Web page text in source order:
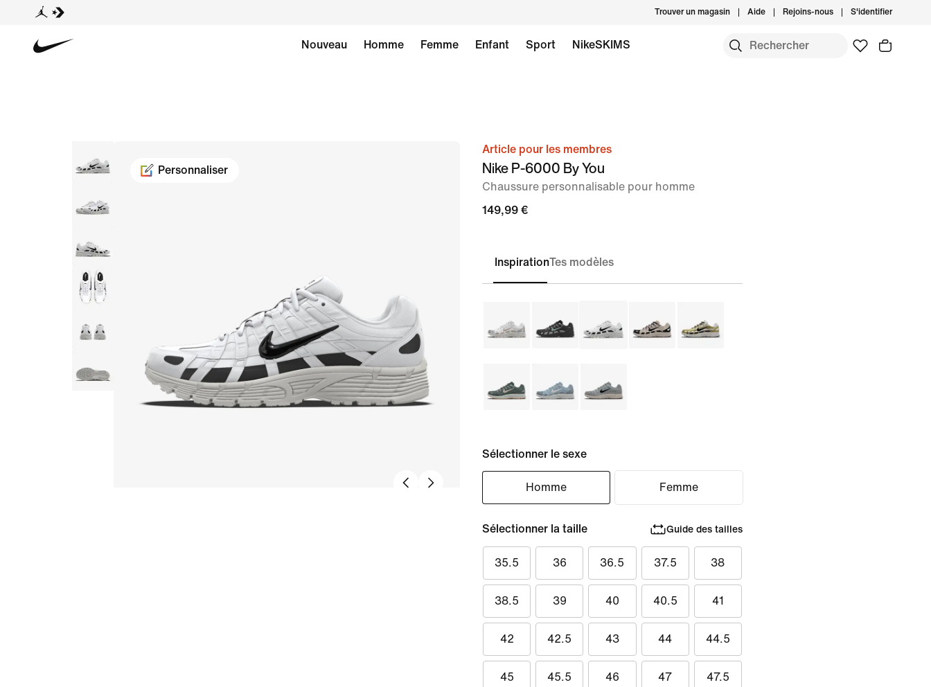
Trouver un magasin Aide Rejoins-nous S'identifier
Nouveau Homme Femme Enfant Sport NikeSKIMS
image 1
Personnaliser
Article pour les membres
Nike P-6000 By You
Chaussure personnalisable pour homme
149,99 €
InspirationTes modèles
Sélectionner le sexe
Homme Femme
Sélectionner la taille Guide des tailles
35.5 36 36.5 37.5 38
38.5 39 40 40.5 41
42 42.5 43 44 44.5
45 45.5 46 47 47.5